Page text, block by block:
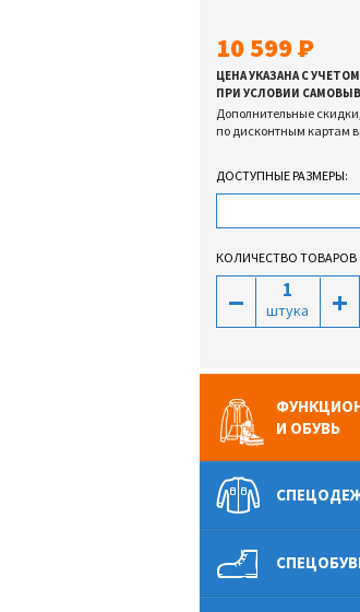
10 599
ЦЕНА УКАЗАНА С
ПРИ УСЛОВИИ
Дополнительные
по дисконтным картам
ДОСТУПНЫЕ РАЗМЕРЫ:
КОЛИЧЕСТВО ТОВАРОВ
штука
И ОБУВЬ